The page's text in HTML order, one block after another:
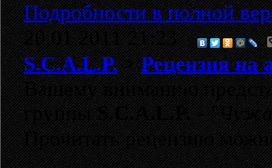
Подробности в полной
20.01.2011 21:23
S.C.A.L.P.>Рецензия
Вашему вниманию
группыS.C.A.L.P.-
Прочитать рецензию